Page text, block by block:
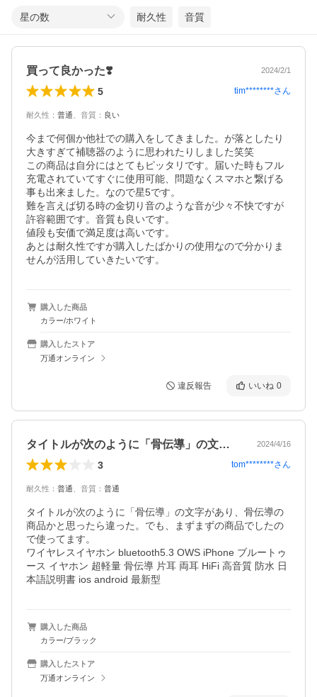
星の数 耐久性 音質
買って良かった❣️ 2024/2/1
5 tim********さん
耐久性 ： 普通 音質 ： 良い
今まで何個か他社での購入をしてきました。が落としたり
大きすぎて補聴器のように思われたりしました笑笑
この商品は自分にはとてもピッタリです。届いた時もフル
充電されていてすぐに使用可能、問題なくスマホと繋げる
事も出来ました。なので星5です。
難を言えば切る時の金切り音のような音が少々不快ですが
許容範囲です。音質も良いです。
値段も安価で満足度は高いです。
あとは耐久性ですが購入したばかりの使用なので分かりま
せんが活用していきたいです。
購入した商品
カラー/ホワイト
購入したストア
万通オンライン
違反報告 いいね 0
タイトルが次のように「骨伝導」の文字が… 2024/4/16
3 tom********さん
耐久性 ： 普通 音質 ： 普通
タイトルが次のように「骨伝導」の文字があり、骨伝導の
商品かと思ったら違った。でも、まずまずの商品でしたの
で使ってます。
ワイヤレスイヤホン bluetooth5.3 OWS iPhone ブルートゥ
ース イヤホン 超軽量 骨伝導 片耳 両耳 HiFi 高音質 防水 日
本語説明書 ios android 最新型
購入した商品
カラー/ブラック
購入したストア
万通オンライン